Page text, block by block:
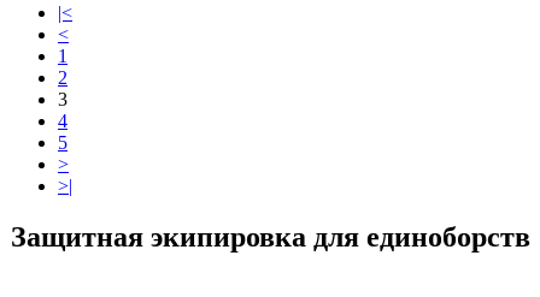
|<
<
1
2
3
4
5
>
>|
Защитная экипировка для единоборств